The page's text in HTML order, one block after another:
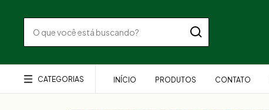
CATEGORIAS INÍCIO PRODUTOS CONTATO